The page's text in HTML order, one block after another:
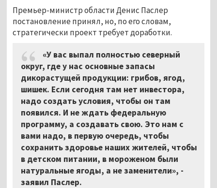
Премьер-министр области Денис Паслер
постановление принял, но, по его словам,
стратегически проект требует доработки.
«У вас выпал полностью северный
округ, где у нас основные запасы
дикорастущей продукции: грибов, ягод,
шишек. Если сегодня там нет инвестора,
надо создать условия, чтобы он там
появился. И не ждать федеральную
программу, а создавать свою. Это нам с
вами надо, в первую очередь, чтобы
сохранить здоровье наших жителей, чтобы
в детском питании, в мороженом были
натуральные ягоды, а не заменители», -
заявил Паслер.